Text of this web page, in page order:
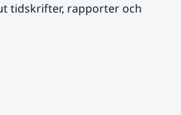
tidskrifter, rapporter och